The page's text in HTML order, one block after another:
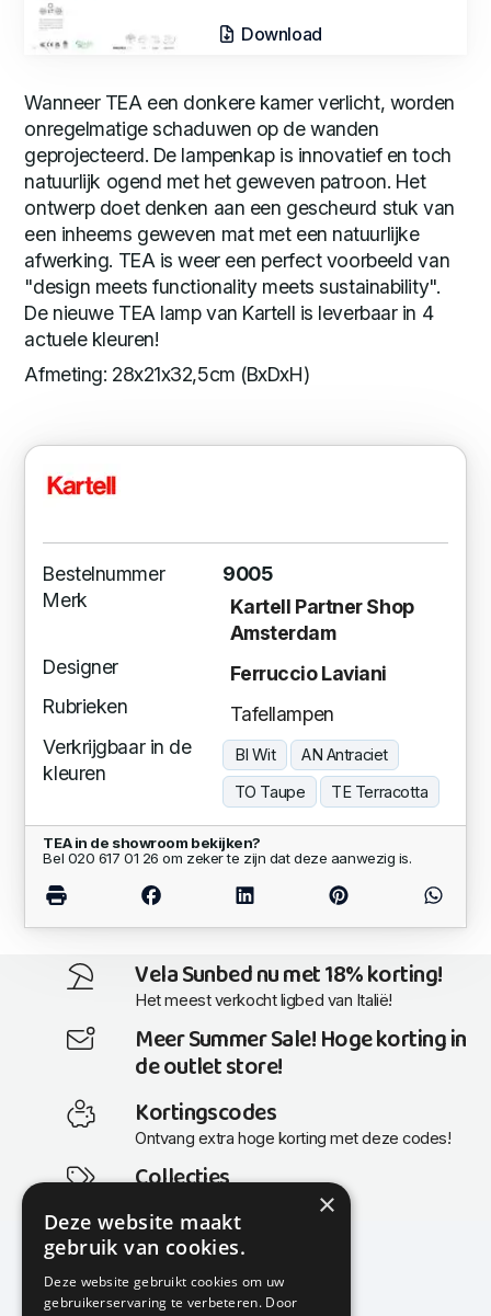
Download
Wanneer TEA een donkere kamer verlicht, worden
onregelmatige schaduwen op de wanden
geprojecteerd. De lampenkap is innovatief en toch
natuurlijk ogend met het geweven patroon. Het
ontwerp doet denken aan een gescheurd stuk van
een inheems geweven mat met een natuurlijke
afwerking. TEA is weer een perfect voorbeeld van
"design meets functionality meets sustainability".
De nieuwe TEA lamp van Kartell is leverbaar in 4
actuele kleuren!
Afmeting: 28x21x32,5cm (BxDxH)
Bestelnummer
9005
Merk
Kartell Partner Shop
Amsterdam
Designer
Ferruccio Laviani
Rubrieken
Tafellampen
Verkrijgbaar in de
kleuren
BI Wit
AN Antraciet
TO Taupe
TE Terracotta
TEA in de showroom bekijken?
Bel 020 617 01 26 om zeker te zijn dat deze aanwezig is.
Vela Sunbed nu met 18% korting!
Het meest verkocht ligbed van Italië!
Meer Summer Sale! Hoge korting in
de outlet store!
Kortingscodes
Ontvang extra hoge korting met deze codes!
Collecties
Actuele en populaire collecties
×
Deze website maakt
gebruik van cookies.
Deze website gebruikt cookies om uw
gebruikerservaring te verbeteren. Door